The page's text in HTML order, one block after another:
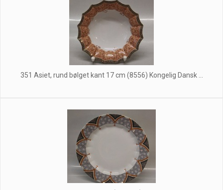
351 Asiet, rund bølget kant 17 cm (8556) Kongelig Dansk ...